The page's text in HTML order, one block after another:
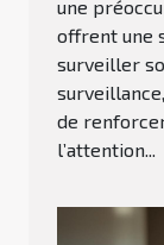
une
offrent une
surveiller
de
l’attention...